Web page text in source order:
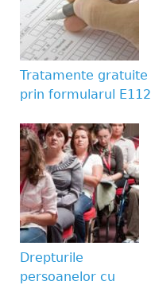
Tratamente gratuite
prin formularul E112
Drepturile
persoanelor cu